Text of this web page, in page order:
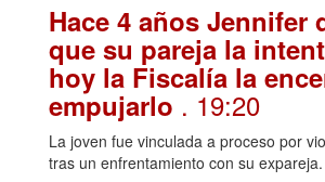
Hace 4 años Jennifer
que su pareja la
hoy la Fiscalía la
empujarlo . 19:20
La joven fue vinculada a proceso por
tras un enfrentamiento con su expareja.